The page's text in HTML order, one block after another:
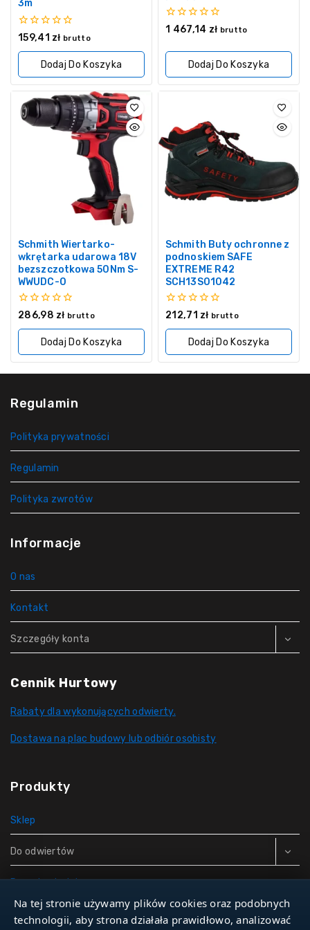
3m
0
5
159,41 zł brutto
Dodaj Do Koszyka
0
1 467,14 zł brutto
Dodaj Do Koszyka
Schmith Wiertarko-
wkrętarka udarowa 18V
bezszczotkowa 50Nm S-
WWUDC-0
0
5
286,98 zł brutto
Dodaj Do Koszyka
Schmith Buty ochronne z
podnoskiem SAFE
EXTREME R42
SCH13S01042
0
5
212,71 zł brutto
Dodaj Do Koszyka
Regulamin
Polityka prywatności
Regulamin
Polityka zwrotów
Informacje
O nas
Kontakt
Szczegóły konta
Cennik Hurtowy
Rabaty dla wykonujących odwierty.
Dostawa na plac budowy lub odbiór osobisty
Produkty
Sklep
Do odwiertów
Rury do studni
Zbiorniki hydroforowe
Na tej stronie używamy plików cookies oraz podobnych
technologii, aby strona działała prawidłowo, analizować